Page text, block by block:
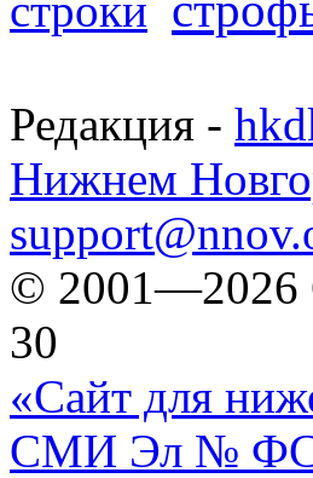
Редакция -
Нижнем
© 2001—2026
30
«Сайт для
СМИ Эл №